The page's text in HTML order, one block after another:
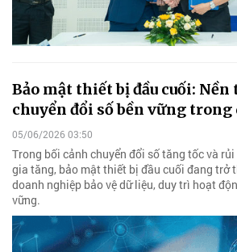
Bảo mật thiết bị đầu cuối: Nền
chuyển đổi số bền vững
05/06/2026 03:50
Trong bối cảnh chuyển đổi số tăng tốc và
gia tăng, bảo mật thiết bị đầu cuối đang trở
doanh nghiệp bảo vệ dữ liệu, duy trì hoạt
vững.